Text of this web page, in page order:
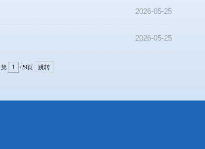
2026-05-25
2026-05-25
第 /29页 跳转